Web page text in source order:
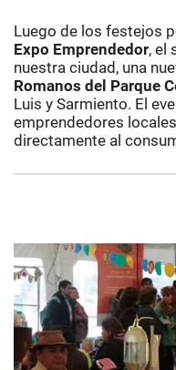
Luego de los festejos
Expo Emprendedor, el
nuestra ciudad, una
Romanos del Parque
Luis y Sarmiento. El
emprendedores
directamente al